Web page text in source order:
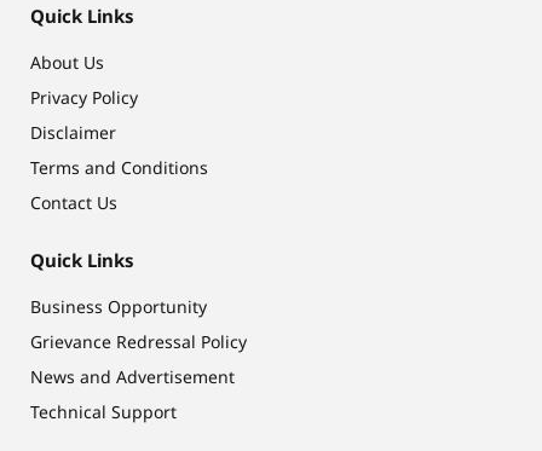
Quick Links
About Us
Privacy Policy
Disclaimer
Terms and Conditions
Contact Us
Quick Links
Business Opportunity
Grievance Redressal Policy
News and Advertisement
Technical Support